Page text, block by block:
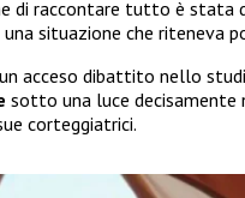
di raccontare tutto è stata
situazione che riteneva
acceso dibattito nello
sotto una luce decisamente
corteggiatrici.